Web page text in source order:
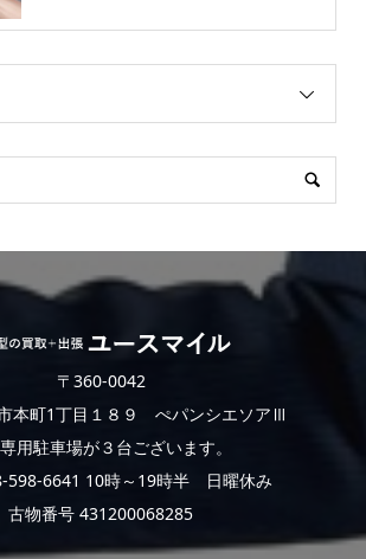
〒360-0042
本町1丁目１８９ ぺパンシエソアⅢ
駐車場が３台ございます。
598-6641 10時～19時半 日曜休み
古物番号 431200068285